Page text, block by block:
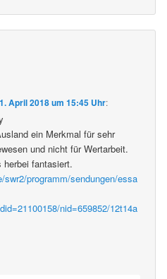
April 2018 um 15:45 Uhr:
ein Merkmal für sehr
und nicht für Wertarbeit.
herbei fantasiert.
swr2/programm/sendungen/essa
nid=659852/12t14a